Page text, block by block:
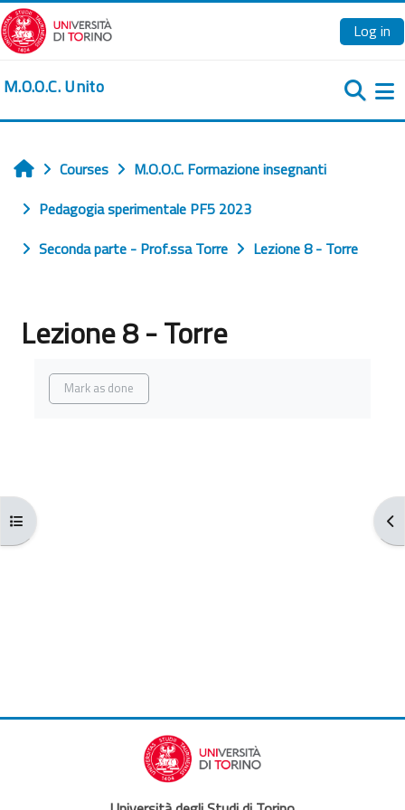
Skip to main content
Log in
M.O.O.C. Unito
Open course index
Home
Courses
M.O.O.C. Formazione insegnanti
Pedagogia sperimentale PF5 2023
Seconda parte - Prof.ssa Torre
Lezione 8 - Torre
Lezione 8 - Torre
Completion requirements
Mark as done